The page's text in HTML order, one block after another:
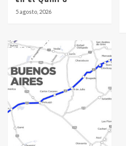
5 agosto, 2026